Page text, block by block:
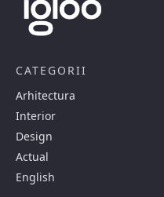
CATEGORII
Arhitectura
Interior
Design
Actual
English